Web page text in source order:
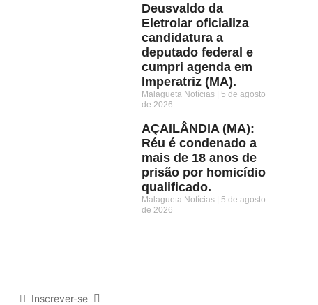
Deusvaldo da
Eletrolar oficializa
candidatura a
deputado federal e
cumpri agenda em
Imperatriz (MA).
Malagueta Notícias
5 de agosto
de 2026
AÇAILÂNDIA (MA):
Réu é condenado a
mais de 18 anos de
prisão por homicídio
qualificado.
Malagueta Notícias
5 de agosto
de 2026
Inscrever-se